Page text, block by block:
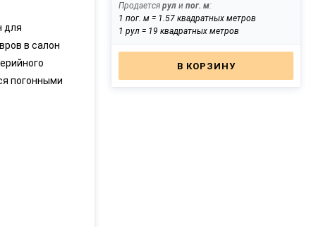
сайте
Продается рул и пог. м:
1 пог. м = 1.57 квадратных метров
1 рул = 19 квадратных метров
В КОРЗИНУ
для
в салон
погонными